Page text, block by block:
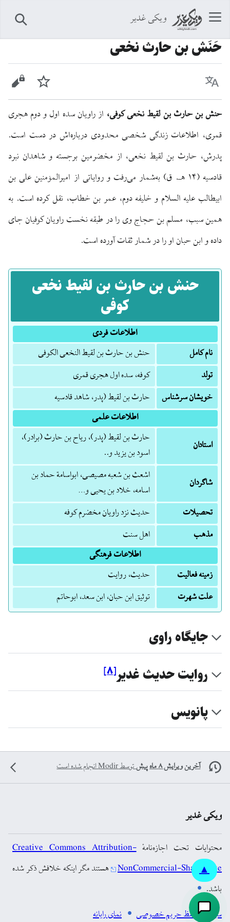
ویکی غدیر
حَنَش بن حارث نخعى
زبان پیگیری
حنش بن حارث بن لقیط نخعی کوفی، از راویان سده اول و دوم هجری
قمری، اطلاعات زندگی شخصی محدودی درباره‌اش در دست است.
پدرش، حارث بن لقیط نخعی، از مخضرمین برجسته و شاهدان نبرد
قادسیه (۱۴ هـ. ق) به‌شمار می‌رفت و روایاتی از امیرالمؤمنین علی بن
ابیطالب علیه السلام و خلیفه دوم، عمر بن خطاب، نقل کرده است. به
همین سبب، مسلم بن حجاج وی را در طبقه نخست راویان کوفیان جای
داده و ابن حبان او را در شمار ثقات آورده است.
حنش بن حارث بن لقیط نخعی
کوفی
اطلاعات فردی
نام کامل
حنش بن حارث بن لقیط النخعی الکوفی
تولد
کوفه، سده اول هجری قمری
خویشان سرشناس
حارث بن لقیط (پدر، شاهد قادسیه
اطلاعات علمی
استادان
حارث بن لقیط (پدر)، ریاح بن حارث (برادر)،
اسود بن یزید و..
شاگردان
اشعث بن شعبه مصیصی، ابواسامة حماد بن
اسامه، خلاد بن یحیی و…
تحصیلات
حدیث نزد راویان مخضرم کوفه
مذهب
اهل سنت
اطلاعات فرهنگی
زمینه فعالیت
حدیث، روایت
علت شهرت
توثیق ابن حبان، ابن سعد، ابوحاتم
جایگاه راوی
روایت حدیث غدیر[۸]
پانویس
▲
آخرین ویرایش ۸ ماه پیش توسطModirانجام شده است
ویکی غدیر
محتوایات تحت اجازه‌نامهٔCreative Commons Attribution-
NonCommercial-ShareAlike هستند مگر اینکه خلافش ذکر شده
باشد.
سیاست حفظ حریم خصوصی
نمای رایانه